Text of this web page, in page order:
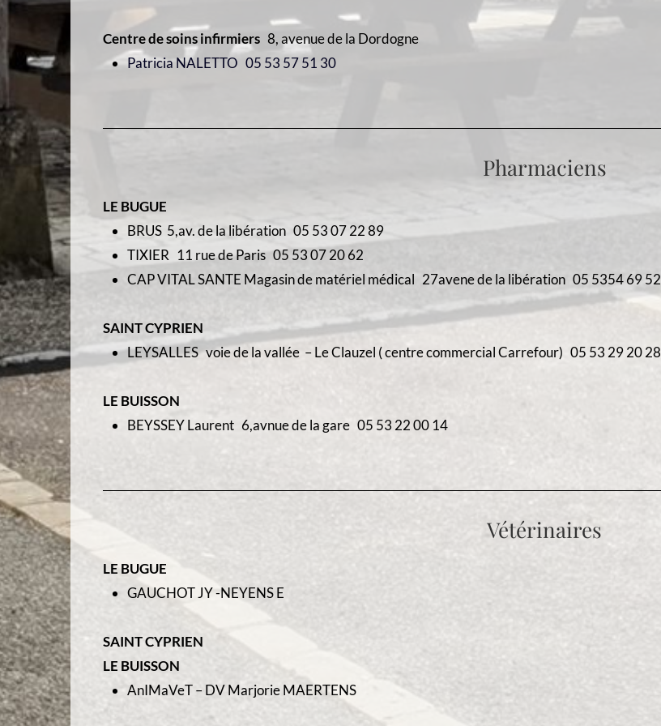
Centre de soins infirmiers 8, avenue de la Dordogne
Patricia NALETTO 05 53 57 51 30
Pharmaciens
LE BUGUE
BRUS 5,av. de la libération 05 53 07 22 89
TIXIER 11 rue de Paris 05 53 07 20 62
CAP VITAL SANTE Magasin de matériel médical 27avene de la libération 05 5354 69 52
SAINT CYPRIEN
LEYSALLES voie de la vallée – Le Clauzel ( centre commercial Carrefour) 05 53 29 20 28
LE BUISSON
BEYSSEY Laurent 6,avnue de la gare 05 53 22 00 14
Vétérinaires
LE BUGUE
GAUCHOT JY -NEYENS E
SAINT CYPRIEN
LE BUISSON
AnIMaVeT – DV Marjorie MAERTENS